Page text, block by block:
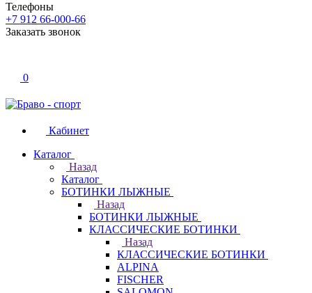
Телефоны
+7 912 66-000-66
Заказать звонок
0
Кабинет
Каталог
Назад
Каталог
БОТИНКИ ЛЫЖНЫЕ
Назад
БОТИНКИ ЛЫЖНЫЕ
КЛАССИЧЕСКИЕ БОТИНКИ
Назад
КЛАССИЧЕСКИЕ БОТИНКИ
ALPINA
FISCHER